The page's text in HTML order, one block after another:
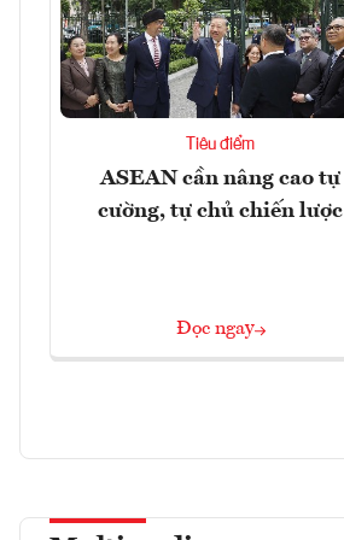
Tiêu điểm
ASEAN cần nâng cao tự
cường, tự chủ chiến lược
Đọc ngay